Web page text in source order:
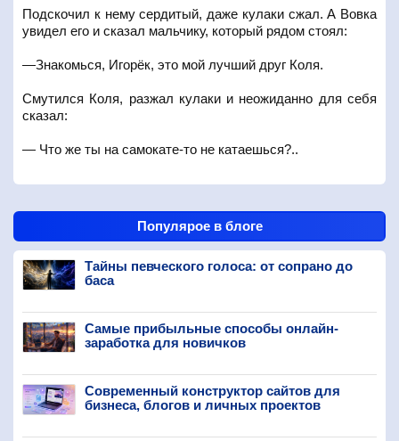
Подскочил к нему сердитый, даже кулаки сжал. А Вовка
увидел его и сказал мальчику, который рядом стоял:
—Знакомься, Игорёк, это мой лучший друг Коля.
Смутился Коля, разжал кулаки и неожиданно для себя
сказал:
— Что же ты на самокате-то не катаешься?..
Популярое в блоге
Тайны певческого голоса: от сопрано до
баса
Самые прибыльные способы онлайн-
заработка для новичков
Современный конструктор сайтов для
бизнеса, блогов и личных проектов